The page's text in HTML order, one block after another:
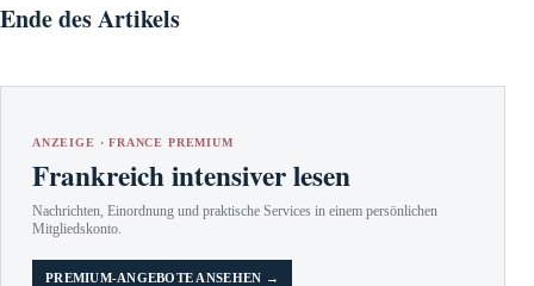
Ende des Artikels
ANZEIGE · FRANCE PREMIUM
Frankreich intensiver lesen
Nachrichten, Einordnung und praktische Services in einem persönlichen
Mitgliedskonto.
PREMIUM-ANGEBOTE ANSEHEN →